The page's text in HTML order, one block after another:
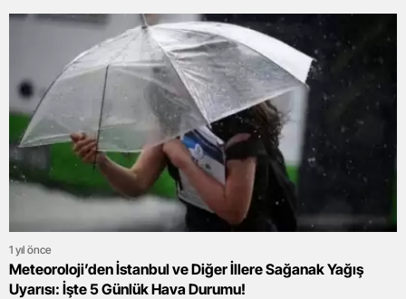
1 yıl önce
Meteoroloji’den İstanbul ve Diğer İllere Sağanak Yağış
Uyarısı: İşte 5 Günlük Hava Durumu!